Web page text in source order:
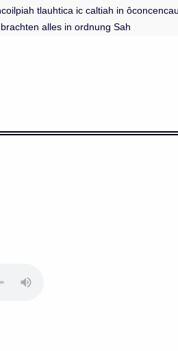
tlauhtica ic caltiah in
alles in ordnung Sah